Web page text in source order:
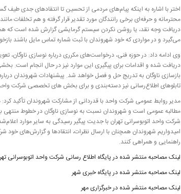
اختر با اشاره به اینکه پیام‌های مردمی از تحسین تا انتقادهای جدی
محترمانه و حرفه‌ای برخی رانندگان مورد تقدیر قرار گرفته و هم تخلفات
دریافت وجه نقد، یا روشن نکردن سیستم گرمایشی گزارش شده است که
می‌گیرد و در مواردی که خود شهروندان با ثبت شماره تماس مایل باشند
وی ادامه داد: در حوزه فنی، درخواست‌های مکرری درباره نوسازی ناوگان،
دریافت شده و اقدامات برای پیگیری این موارد نیز در حال انجام است.
بازسازی ناوگان به تدریج حل و فصل خواهد شد. پیشنهادات شهروندان
تابلوهای اطلاع‌رسانی نیز دسته‌بندی و برای بخش های تخصصی شرکت
مدیر روابط عمومی شرکت واحد با قدردانی از مشارکت شهروندان تأکید
مطالبه عمومی است و شهروندان نسبت به نوسازی ناوگان در خطوط منتهی
شرکت واحد اتوبوسرانی تهران با جدیت پیگیر رسیدگی به سایر موارد
امیدواریم شهروندان همچنان با ارسال نظرات، انتقادها و گزارش‌های خود
راهنمایی و همراهی کنند.
لینک مصاحبه منتشر شده در پایگاه اطلاع رسانی شرکت واحد اتوبوسرانی
لینک مصاحبه منتشر شده در پایگاه خبری شهر
لینک مصاحبه منتشر شده در خبرگزاری مهر